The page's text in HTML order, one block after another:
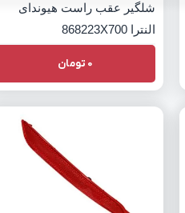
شلگیر عقب راست هیوندای
النترا 868223X700
0 تومان